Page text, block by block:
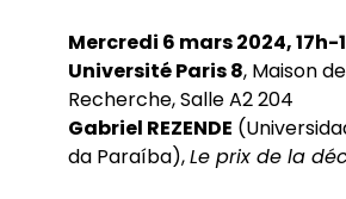
Mercredi 6 mars 2024, 17h-
Université Paris 8, Maison
Recherche, Salle A2 204
Gabriel REZENDE
da Paraíba),Le prix de la